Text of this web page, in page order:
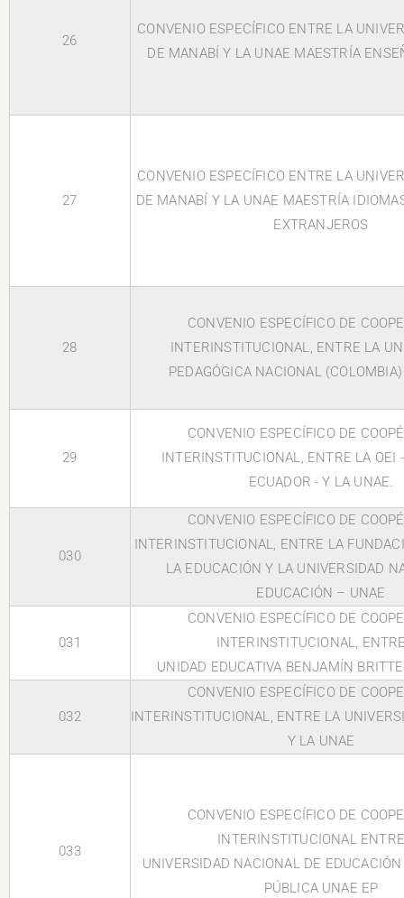
26
CONVENIO ESPECÍFICO ENTRE LA
DE MANABÍ Y LA UNAE MAESTRÍA
27
CONVENIO ESPECÍFICO ENTRE LA
DE MANABÍ Y LA UNAE MAESTRÍA
EXTRANJEROS
28
CONVENIO ESPECÍFICO DE
INTERINSTITUCIONAL, ENTRE LA
PEDAGÓGICA NACIONAL
29
CONVENIO ESPECÍFICO DE
INTERINSTITUCIONAL, ENTRE LA OEI
ECUADOR - Y LA UNAE.
030
CONVENIO ESPECÍFICO DE
INTERINSTITUCIONAL, ENTRE LA
LA EDUCACIÓN Y LA UNIVERSIDAD
EDUCACIÓN – UNAE
031
CONVENIO ESPECÍFICO DE
INTERINSTITUCIONAL,
UNIDAD EDUCATIVA BENJAMÍN
032
CONVENIO ESPECÍFICO DE
INTERINSTITUCIONAL, ENTRE LA
Y LA UNAE
033
CONVENIO ESPECÍFICO DE
INTERINSTITUCIONAL
UNIVERSIDAD NACIONAL DE
PÚBLICA UNAE EP